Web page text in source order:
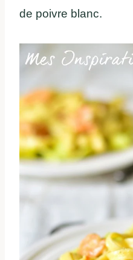
de poivre blanc.